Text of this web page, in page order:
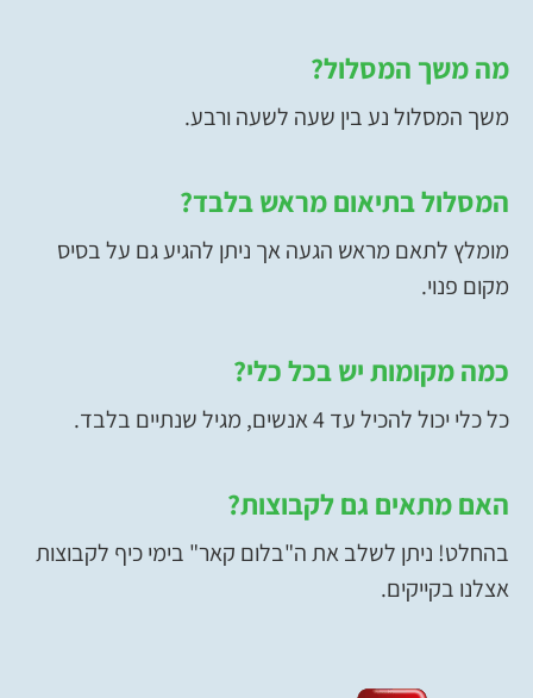
מה משך המסלול?
משך המסלול נע בין שעה לשעה ורבע.
המסלול בתיאום מראש בלבד?
מומלץ לתאם מראש הגעה אך ניתן להגיע גם על בסיס
מקום פנוי.
כמה מקומות יש בכל כלי?
כל כלי יכול להכיל עד 4 אנשים, מגיל שנתיים בלבד.
האם מתאים גם לקבוצות?
בהחלט! ניתן לשלב את ה"בלום קאר" בימי כיף לקבוצות
אצלנו בקייקים.